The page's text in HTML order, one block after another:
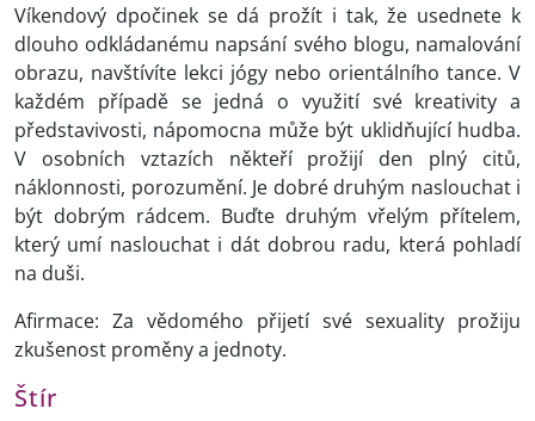
Víkendový dpočinek se dá prožít i tak, že usednete k
dlouho odkládanému napsání svého blogu, namalování
obrazu, navštívíte lekci jógy nebo orientálního tance. V
každém případě se jedná o využití své kreativity a
představivosti, nápomocna může být uklidňující hudba.
V osobních vztazích někteří prožijí den plný citů,
náklonnosti, porozumění. Je dobré druhým naslouchat i
být dobrým rádcem. Buďte druhým vřelým přítelem,
který umí naslouchat i dát dobrou radu, která pohladí
na duši.
Afirmace: Za vědomého přijetí své sexuality prožiju
zkušenost proměny a jednoty.
Štír